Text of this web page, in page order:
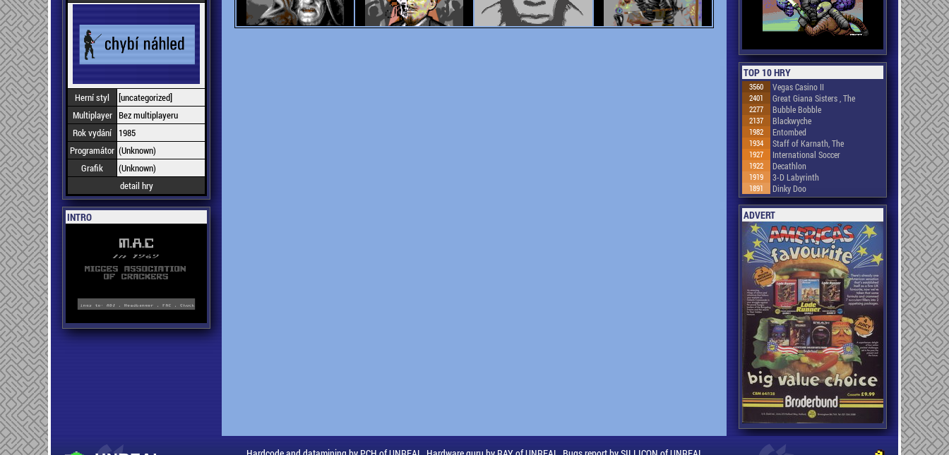
Herní styl
[uncategorized]
Multiplayer Bez multiplayeru
Rok vydání
1985
Programátor (Unknown)
Grafik
(Unknown)
detail hry
INTRO
TOP 10 HRY
3560 Vegas Casino II
2401 Great Giana Sisters , The
2277 Bubble Bobble
2137 Blackwyche
1982 Entombed
1934 Staff of Karnath, The
1927 International Soccer
1922 Decathlon
1919 3-D Labyrinth
1891 Dinky Doo
ADVERT